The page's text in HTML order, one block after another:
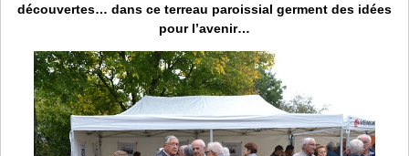
découvertes… dans ce terreau paroissial germent des idées
pour l’avenir…